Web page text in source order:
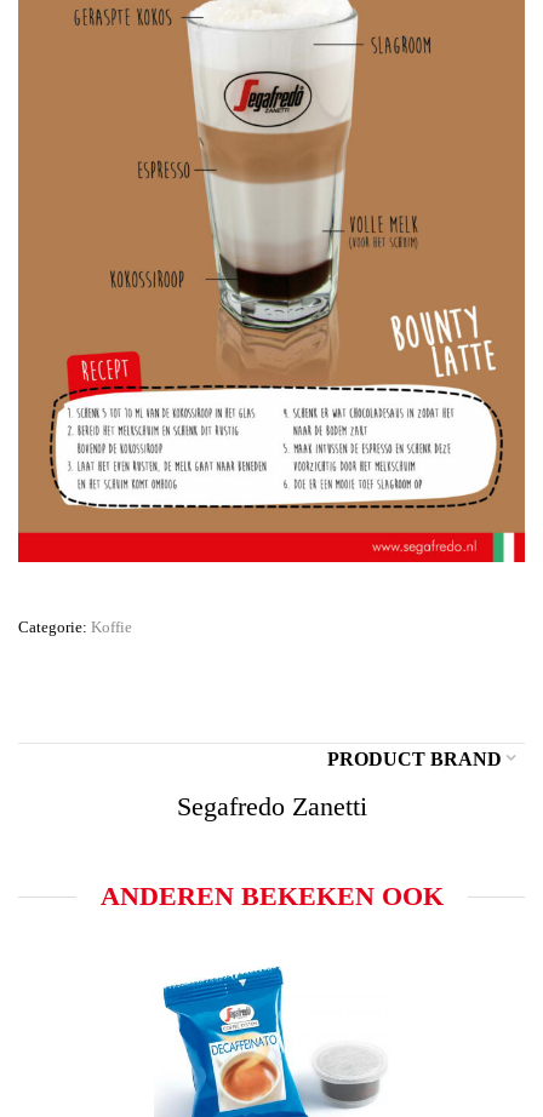
Categorie: Koffie
PRODUCT BRAND
Segafredo Zanetti
ANDEREN BEKEKEN OOK